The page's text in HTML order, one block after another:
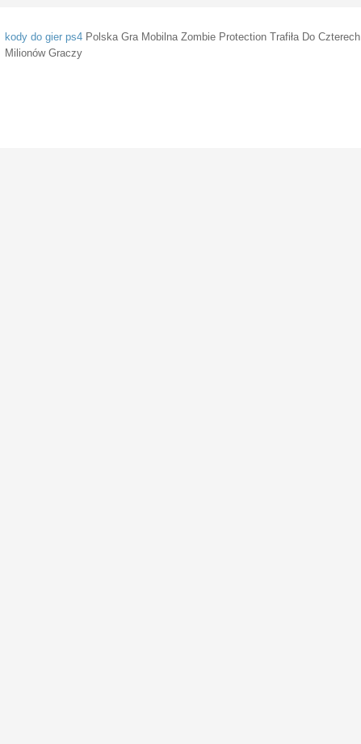
kody do gier ps4 Polska Gra Mobilna Zombie Protection Trafiła Do Czterech
Milionów Graczy